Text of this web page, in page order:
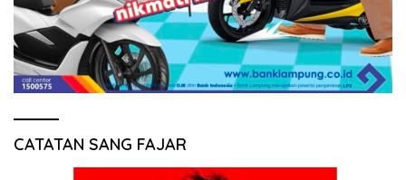
CATATAN SANG FAJAR